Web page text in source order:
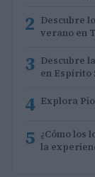
2 Descubre
verano en
3 Descubre
en Espírito
4 Explora
5 ¿Cómo los
la